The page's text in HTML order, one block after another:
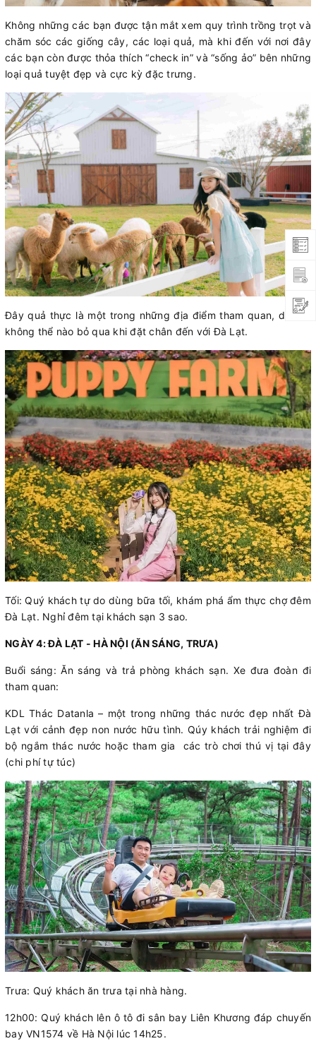
Không những các bạn được tận mắt xem quy trình trồng trọt và
chăm sóc các giống cây, các loại quả, mà khi đến với nơi đây
các bạn còn được thỏa thích “check in” và “sống ảo” bên những
loại quả tuyệt đẹp và cực kỳ đặc trưng.
Đây quả thực là một trong những địa điểm tham quan, du lịch
không thể nào bỏ qua khi đặt chân đến với Đà Lạt.
Tối: Quý khách tự do dùng bữa tối, khám phá ẩm thực chợ đêm
Đà Lạt. Nghỉ đêm tại khách sạn 3 sao.
NGÀY 4: ĐÀ LẠT - HÀ NỘI (ĂN SÁNG, TRƯA)
Buổi sáng: Ăn sáng và trả phòng khách sạn. Xe đưa đoàn đi
tham quan:
KDL Thác Datanla – một trong những thác nước đẹp nhất Đà
Lạt với cảnh đẹp non nước hữu tình. Qúy khách trải nghiệm đi
bộ ngắm thác nước hoặc tham gia các trò chơi thú vị tại đây
(chi phí tự túc)
Trưa: Quý khách ăn trưa tại nhà hàng.
12h00: Quý khách lên ô tô đi sân bay Liên Khương đáp chuyến
bay VN1574 về Hà Nội lúc 14h25.